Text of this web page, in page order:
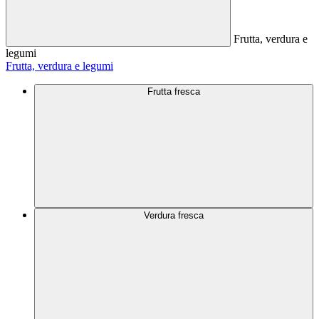
Frutta, verdura e
legumi
Frutta, verdura e legumi
Frutta fresca
Verdura fresca